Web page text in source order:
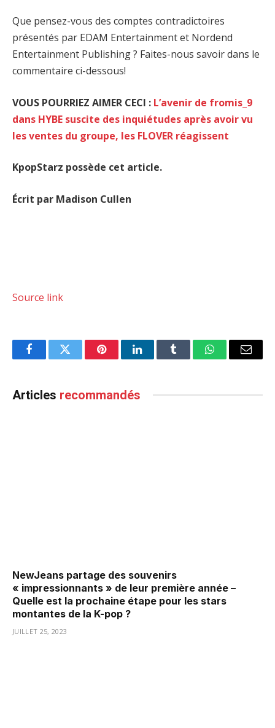
Que pensez-vous des comptes contradictoires
présentés par EDAM Entertainment et Nordend
Entertainment Publishing ? Faites-nous savoir dans le
commentaire ci-dessous!
VOUS POURRIEZ AIMER CECI : L’avenir de fromis_9
dans HYBE suscite des inquiétudes après avoir vu
les ventes du groupe, les FLOVER réagissent
KpopStarz possède cet article.
Écrit par Madison Cullen
Source link
FacebookTwitter PinterestLinkedInTumblr WhatsAppEmail
Articles recommandés
NewJeans partage des souvenirs
« impressionnants » de leur première année –
Quelle est la prochaine étape pour les stars
montantes de la K-pop ?
JUILLET 25, 2023